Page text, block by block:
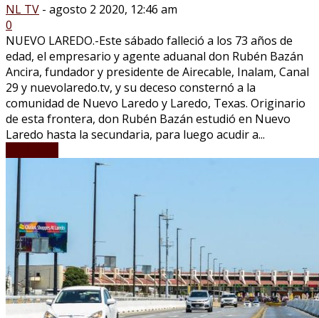
NL TV - agosto 2 2020, 12:46 am
0
NUEVO LAREDO.-Este sábado falleció a los 73 años de
edad, el empresario y agente aduanal don Rubén Bazán
Ancira, fundador y presidente de Airecable, Inalam, Canal
29 y nuevolaredo.tv, y su deceso consternó a la
comunidad de Nuevo Laredo y Laredo, Texas. Originario
de esta frontera, don Rubén Bazán estudió en Nuevo
Laredo hasta la secundaria, para luego acudir a...